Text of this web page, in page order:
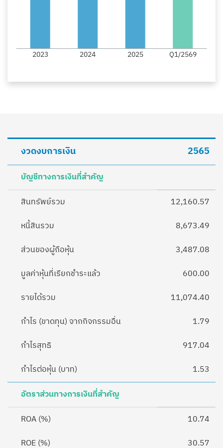
งวดงบการเงิน 2565
บัญชีทางการเงินที่สำคัญ
สินทรัพย์รวม
12,160.57
หนี้สินรวม
8,673.49
ส่วนของผู้ถือหุ้น
3,487.08
มูลค่าหุ้นที่เรียกชำระแล้ว
600.00
รายได้รวม
11,074.40
กำไร (ขาดทุน) จากกิจกรรมอื่น
1.79
กำไรสุทธิ
917.04
กำไรต่อหุ้น (บาท)
1.53
อัตราส่วนทางการเงินที่สำคัญ
ROA (%)
10.74
ROE (%)
30.57